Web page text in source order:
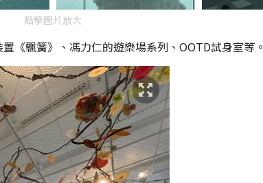
點擊圖片放大
《飄簧》、馮力仁的遊樂場系列、OOTD試身室等。